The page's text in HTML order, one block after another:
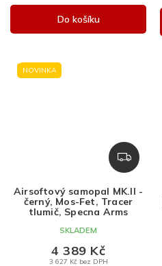
Do košíku
NOVINKA
Z
D
R
Airsoftový samopal MK.II -
černý, Mos-Fet, Tracer
tlumič, Specna Arms
SKLADEM
3 627 Kč bez DPH
4 389 Kč